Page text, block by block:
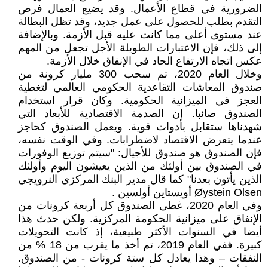
الضرورية في قطاع الأعمال. وقد يضيع العمال فرص
التقدم بطلب للحصول على عمل جديد، وقد تظل البطالة
عند مستوى أعلى مما كانت عليه قبل الأزمة. وبالإضافة
إلى ذلك، فإن الاعتبارات الطويلة الأجل تجعل من المهم
عكس اتجاه الارتفاع الحاد في الإنفاق خلال الأزمة.
وخلال العام 2020، تم سحب 300 مليار كرونة من
صندوق المعاشات التقاعدية الحكومي العالمي لتغطية
العجز في الميزانية الحكومية. وكان قرار استخدام
الصندوق صائبا. إن الصدمة الاقتصادية للأبعاد التي
شهدناها ستقابل بأدوات قوية. ويعمل الصندوق كحاجز
عندما يتعرض الاقتصاد لاضطرابات. وفي الوقت نفسه،
فإن الصندوق هو صندوق للأجيال: "سيتم توزيع الوفورات
في الصندوق بين أولئك من الذين يعيشون اليوم وأولئك
الذين يأتون بعدنا" كما قال مدير البنك المركزي النرويجي
Øystein Olsen أويستاين أولسين .
وفي العام 2020، غطى الصندوق كل أربعة كرونات من
الإنفاق على ميزانية الحكومة المركزية. ولكن حدث هذا
أيضا في السنوات الأكثر طبيعية، إذ كانت التحويلات
كبيرة. ففي العام 2019، تم أخذ ما يقرب من 18 % من
النفقات – وهذا يعادل كل ستة كرونات - من الصندوق.